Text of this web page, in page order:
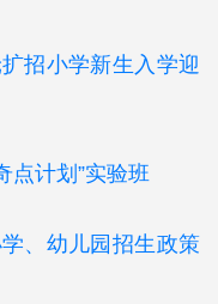
招小学新生入学迎
点计划”实验班
、幼儿园招生政策